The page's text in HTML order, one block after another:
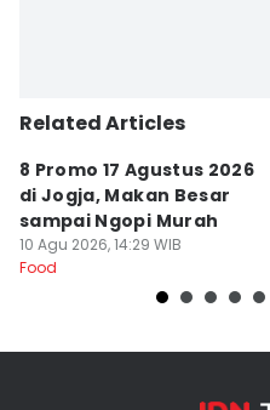
Related Articles
8 Promo 17 Agustus 2026
di Jogja, Makan Besar
sampai Ngopi Murah
10 Agu 2026, 14:29 WIB
Food